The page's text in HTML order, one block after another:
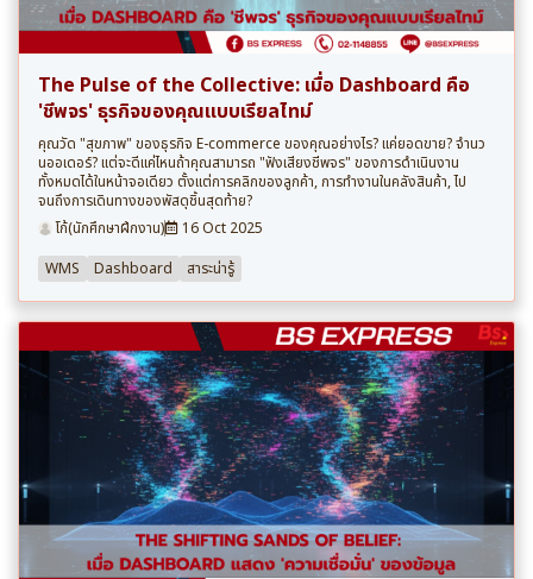
The Pulse of the Collective: เมื่อ Dashboard คือ
'ชีพจร' ธุรกิจของคุณแบบเรียลไทม์
คุณวัด "สุขภาพ" ของธุรกิจ E-commerce ของคุณอย่างไร? แค่ยอดขาย? จำนว
นออเดอร์? แต่จะดีแค่ไหนถ้าคุณสามารถ "ฟังเสียงชีพจร" ของการดำเนินงาน
ทั้งหมดได้ในหน้าจอเดียว ตั้งแต่การคลิกของลูกค้า, การทำงานในคลังสินค้า, ไป
จนถึงการเดินทางของพัสดุชิ้นสุดท้าย?
โก้(นักศึกษาฝึกงาน)
16 Oct 2025
WMS
Dashboard สาระน่ารู้